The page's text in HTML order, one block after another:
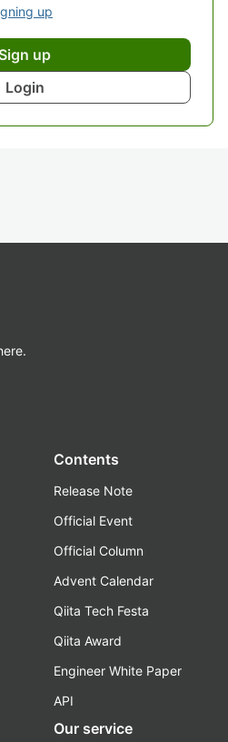
up
Sign up
Login
Contents
Release Note
Official Event
Official Column
Advent Calendar
Qiita Tech Festa
Qiita Award
Engineer White Paper
API
Our service